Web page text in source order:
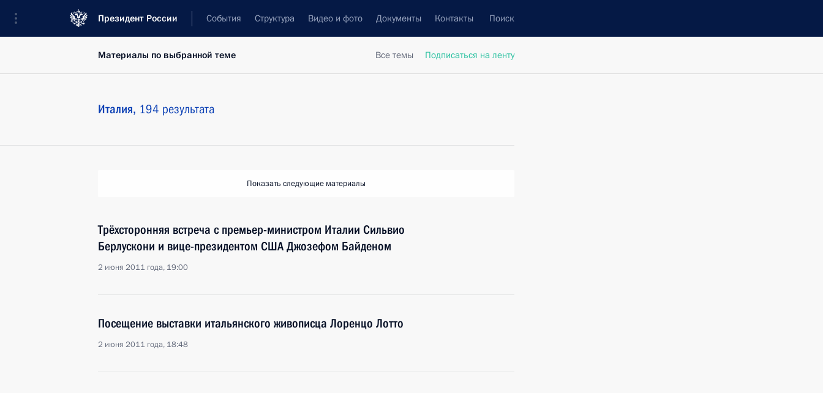
Президент России События Структура Видео и фото Документы Контакты Поиск
Все темы Подписаться на ленту
Материалы по выбранной теме
Италия, 194 результата
Показать следующие материалы
Трёхсторонняя встреча с премьер-министром Италии Сильвио
Берлускони и вице-президентом США Джозефом Байденом
2 июня 2011 года, 19:00
Посещение выставки итальянского живописца Лоренцо Лотто
2 июня 2011 года, 18:48